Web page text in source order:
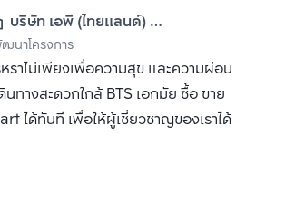
บริษัท เอพี (ไทยแลนด์)
จำกัด(มหาชน)
นาโครงการ
าไม่เพียงเพื่อความสุข และความผ่อน
ทางสะดวกใกล้ BTS เอกมัย ซื้อ ขาย
ได้ทันที เพื่อให้ผู้เชี่ยวชาญของเราได้